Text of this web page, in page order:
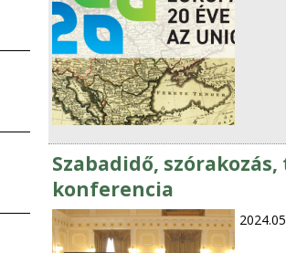
Szabadidő,
konferencia